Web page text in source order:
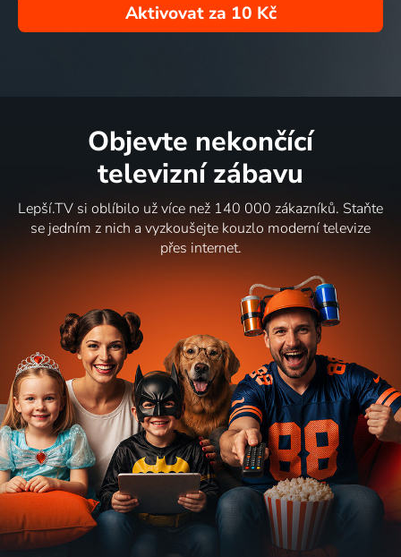
Aktivovat za 10 Kč
Objevte nekončící
televizní zábavu
Lepší.TV si oblíbilo už více než 140 000 zákazníků. Staňte
se jedním z nich a vyzkoušejte kouzlo moderní televize
přes internet.